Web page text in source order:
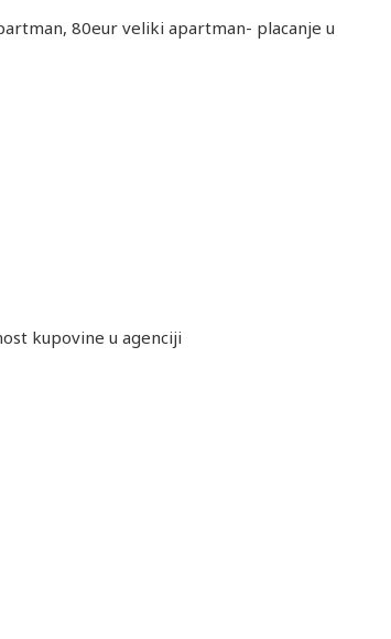
80eur veliki apartman- placanje u
kupovine u agenciji